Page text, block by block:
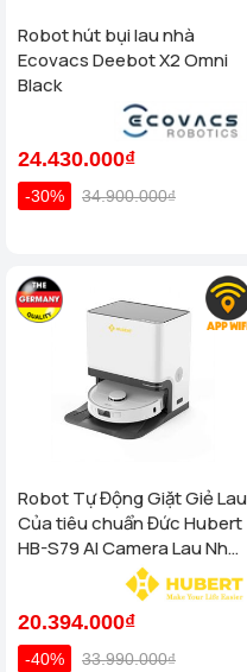
Robot hút bụi lau nhà
Ecovacs Deebot X2 Omni
Black
24.430.000₫
-30% 34.900.000₫
Robot Tự Động Giặt Giẻ Lau
Của tiêu chuẩn Đức Hubert
HB-S79 AI Camera Lau Nhà
Hút Bụi, diệt khuẩn
20.394.000₫
-40% 33.990.000₫